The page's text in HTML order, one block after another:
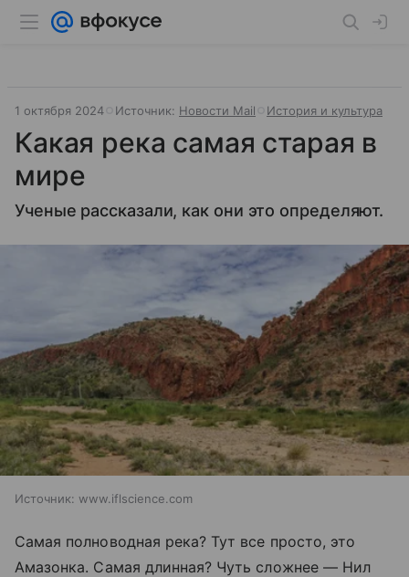
1 октября 2024 Источник: Новости Mail История и культура
Какая река самая старая в
мире
Ученые рассказали, как они это определяют.
Источник: www.iflscience.com
Самая полноводная река? Тут все просто, это
Амазонка. Самая длинная? Чуть сложнее — Нил